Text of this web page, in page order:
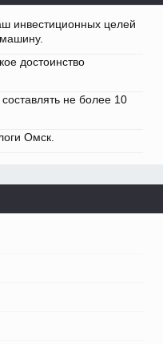
инвестиционных целей
достоинство
не более 10
Омск.